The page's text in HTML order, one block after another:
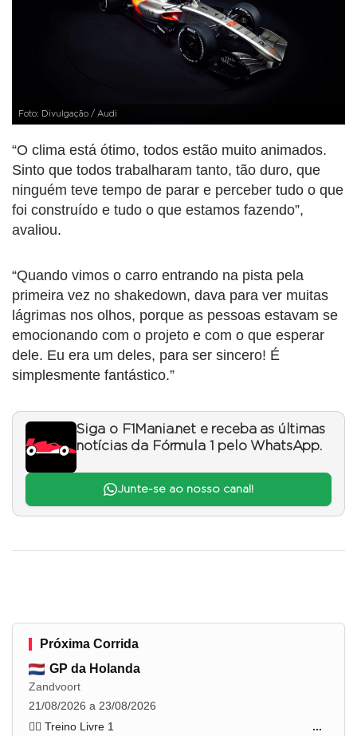
Foto: Divulgação / Audi
“O clima está ótimo, todos estão muito animados.
Sinto que todos trabalharam tanto, tão duro, que
ninguém teve tempo de parar e perceber tudo o que
foi construído e tudo o que estamos fazendo”,
avaliou.
“Quando vimos o carro entrando na pista pela
primeira vez no shakedown, dava para ver muitas
lágrimas nos olhos, porque as pessoas estavam se
emocionando com o projeto e com o que esperar
dele. Eu era um deles, para ser sincero! É
simplesmente fantástico.”
Siga o F1Mania.net e receba as últimas
notícias da Fórmula 1 pelo WhatsApp.
Junte-se ao nosso canal!
Próxima Corrida
GP da Holanda
Zandvoort
21/08/2026 a 23/08/2026
🏋️‍♂️ Treino Livre 1
...